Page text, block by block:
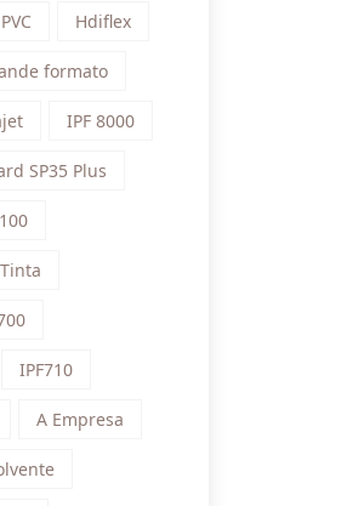
Hdiflex
formato
IPF 8000
SP35 Plus
Tinta
IPF710
A Empresa